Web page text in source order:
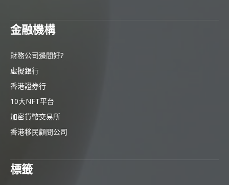
金融機構
財務公司邊間好?
虛擬銀行
香港證券行
10大NFT平台
加密貨幣交易所
香港移民顧問公司
標籤